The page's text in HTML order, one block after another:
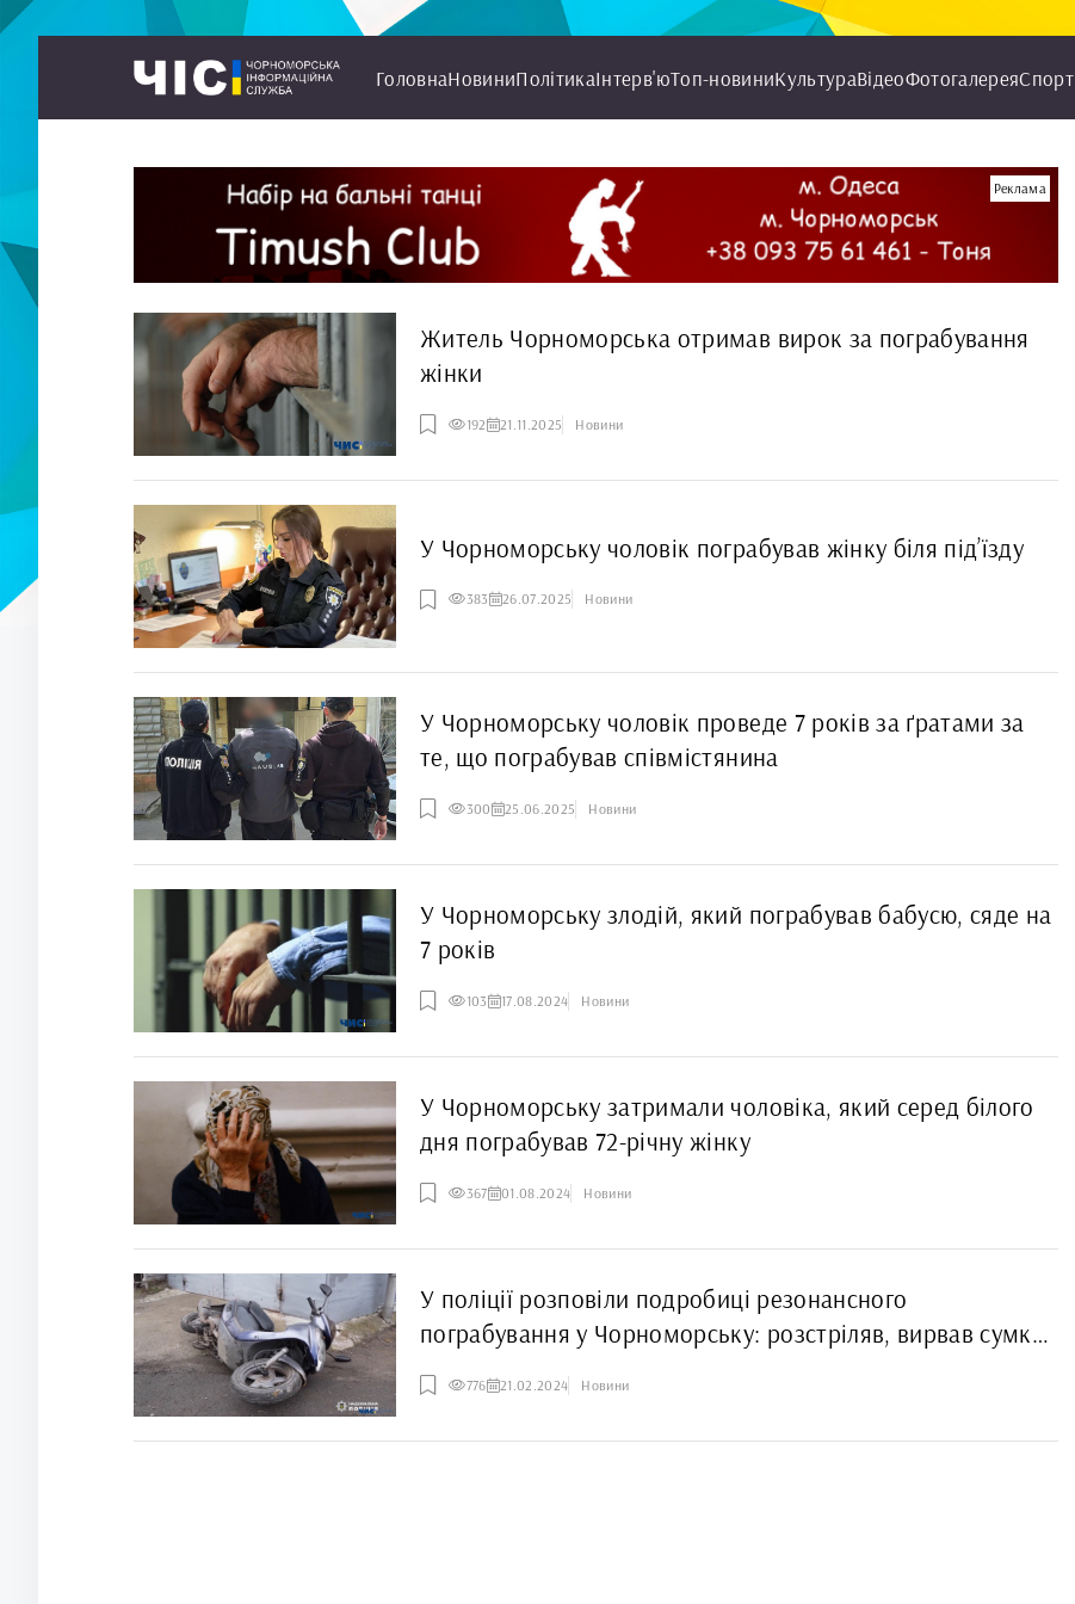
ГоловнаНовиниПолітикаІнтерв'юТоп-новиниКультураВідеоФотогалереяСпорт
Реклама
Житель Чорноморська отримав вирок за пограбування
жінки
192 21.11.2025 Новини
У Чорноморську чоловік пограбував жінку біля під’їзду
383 26.07.2025 Новини
У Чорноморську чоловік проведе 7 років за ґратами за
те, що пограбував співмістянина
300 25.06.2025 Новини
У Чорноморську злодій, який пограбував бабусю, сяде на
7 років
103 17.08.2024 Новини
У Чорноморську затримали чоловіка, який серед білого
дня пограбував 72-річну жінку
367 01.08.2024 Новини
У поліції розповіли подробиці резонансного
пограбування у Чорноморську: розстріляв, вирвав сумку
та втік на мопеді
776 21.02.2024 Новини